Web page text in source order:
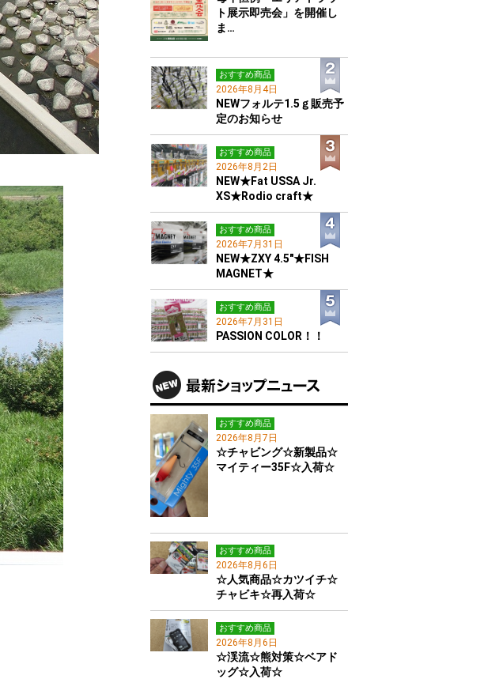
ト展示即売会」を開催し
ま…
おすすめ商品
2026年8月4日
NEWフォルテ1.5ｇ販売予
定のお知らせ
おすすめ商品
2026年8月2日
NEW★Fat USSA Jr.
XS★Rodio craft★
おすすめ商品
2026年7月31日
NEW★ZXY 4.5"★FISH
MAGNET★
おすすめ商品
2026年7月31日
PASSION COLOR！！
おすすめ商品
2026年8月7日
☆チャビング☆新製品☆
マイティー35F☆入荷☆
おすすめ商品
2026年8月6日
☆人気商品☆カツイチ☆
チャビキ☆再入荷☆
おすすめ商品
2026年8月6日
☆渓流☆熊対策☆ベアド
ッグ☆入荷☆